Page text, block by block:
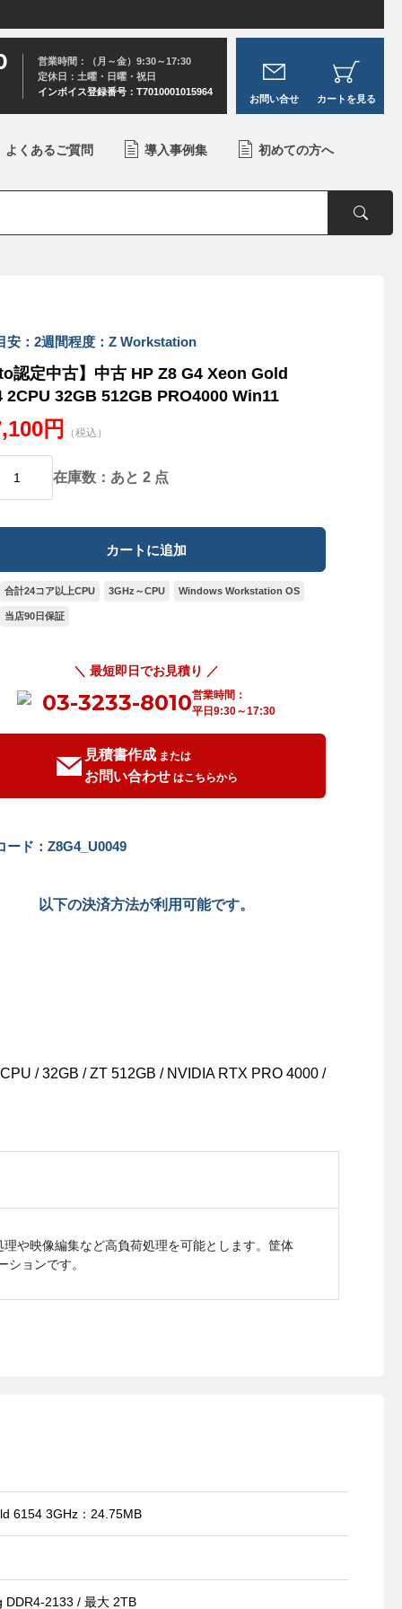
営業時間：（月～金）9:30～17:30
定休日：土曜・日曜・祝日
インボイス登録番号：T7010001015964
お問い合せ カートを見る
よくあるご質問 導入事例集 初めての方へ
安：2週間程度：Z Workstation
認定中古】中古 HP Z8 G4 Xeon Gold
2CPU 32GB 512GB PRO4000 Win11
円 （税込）
在庫数：あと 2 点
合計24コア以上CPU 3GHz～CPU Windows Workstation OS
当店90日保証
＼ 最短即日でお見積り ／
03-3233-8010営業時間：
平日9:30～17:30
見積書作成 または
お問い合わせ はこちらから
ード：Z8G4_U0049
以下の決済方法が利用可能です。
/ 32GB / ZT 512GB / NVIDIA RTX PRO 4000 /
や映像編集など高負荷処理を可能とします。筐体
ョンです。
6154 3GHz：24.75MB
DDR4-2133 / 最大 2TB